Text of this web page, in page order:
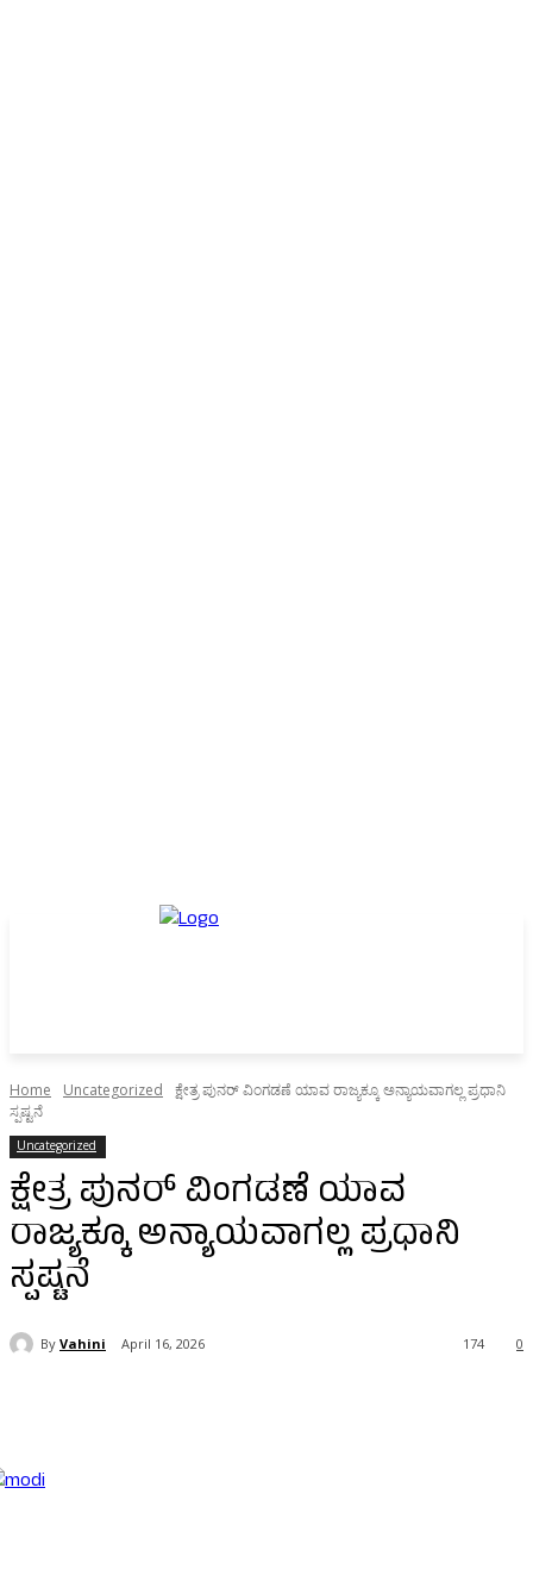
Home Uncategorized
ಕ್ಷೇತ್ರ ಪುನರ್ ವಿಂಗಡಣೆ ಯಾವ ರಾಜ್ಯಕ್ಕೂ ಅನ್ಯಾಯವಾಗಲ್ಲ ಪ್ರಧಾನಿ
ಸ್ಪಷ್ಟನೆ
Uncategorized
ಕ್ಷೇತ್ರ ಪುನರ್ ವಿಂಗಡಣೆ ಯಾವ
ರಾಜ್ಯಕ್ಕೂ ಅನ್ಯಾಯವಾಗಲ್ಲ ಪ್ರಧಾನಿ
ಸ್ಪಷ್ಟನೆ
By Vahini April 16, 2026 0
174